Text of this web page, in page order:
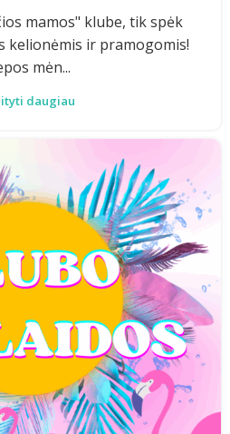
mamos" klube, tik spėk
kelionėmis ir pramogomis!
mėn...
daugiau